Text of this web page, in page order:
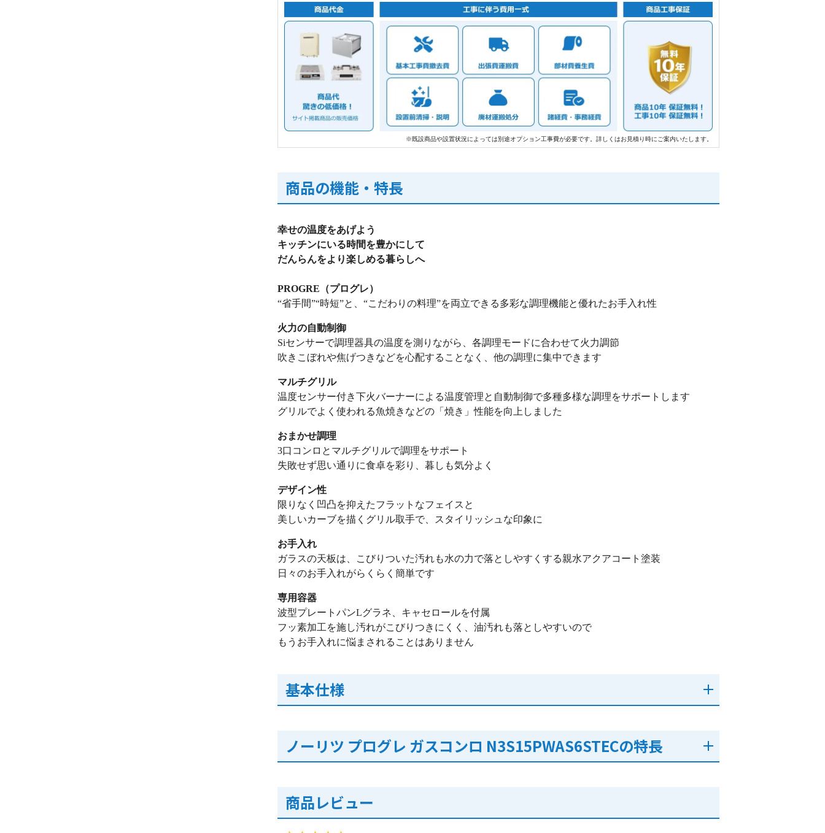
※既設商品や設置状況によっては別途オプション工事費が必要です。詳しくはお見積り時にご案内いたします。
商品の機能・特長
幸せの温度をあげよう
キッチンにいる時間を豊かにして
だんらんをより楽しめる暮らしへ
PROGRE（プログレ）
“省手間”“時短”と、“こだわりの料理”を両立できる多彩な調理機能と優れたお手入れ性
火力の自動制御
Siセンサーで調理器具の温度を測りながら、各調理モードに合わせて火力調節
吹きこぼれや焦げつきなどを心配することなく、他の調理に集中できます
マルチグリル
温度センサー付き下火バーナーによる温度管理と自動制御で多種多様な調理をサポートします
グリルでよく使われる魚焼きなどの「焼き」性能を向上しました
おまかせ調理
3口コンロとマルチグリルで調理をサポート
失敗せず思い通りに食卓を彩り、暮しも気分よく
デザイン性
限りなく凹凸を抑えたフラットなフェイスと
美しいカーブを描くグリル取手で、スタイリッシュな印象に
お手入れ
ガラスの天板は、こびりついた汚れも水の力で落としやすくする親水アクアコート塗装
日々のお手入れがらくらく簡単です
専用容器
波型プレートパンLグラネ、キャセロールを付属
フッ素加工を施し汚れがこびりつきにくく、油汚れも落としやすいので
もうお手入れに悩まされることはありません
基本仕様
ノーリツ プログレ ガスコンロ N3S15PWAS6STECの特長
商品レビュー